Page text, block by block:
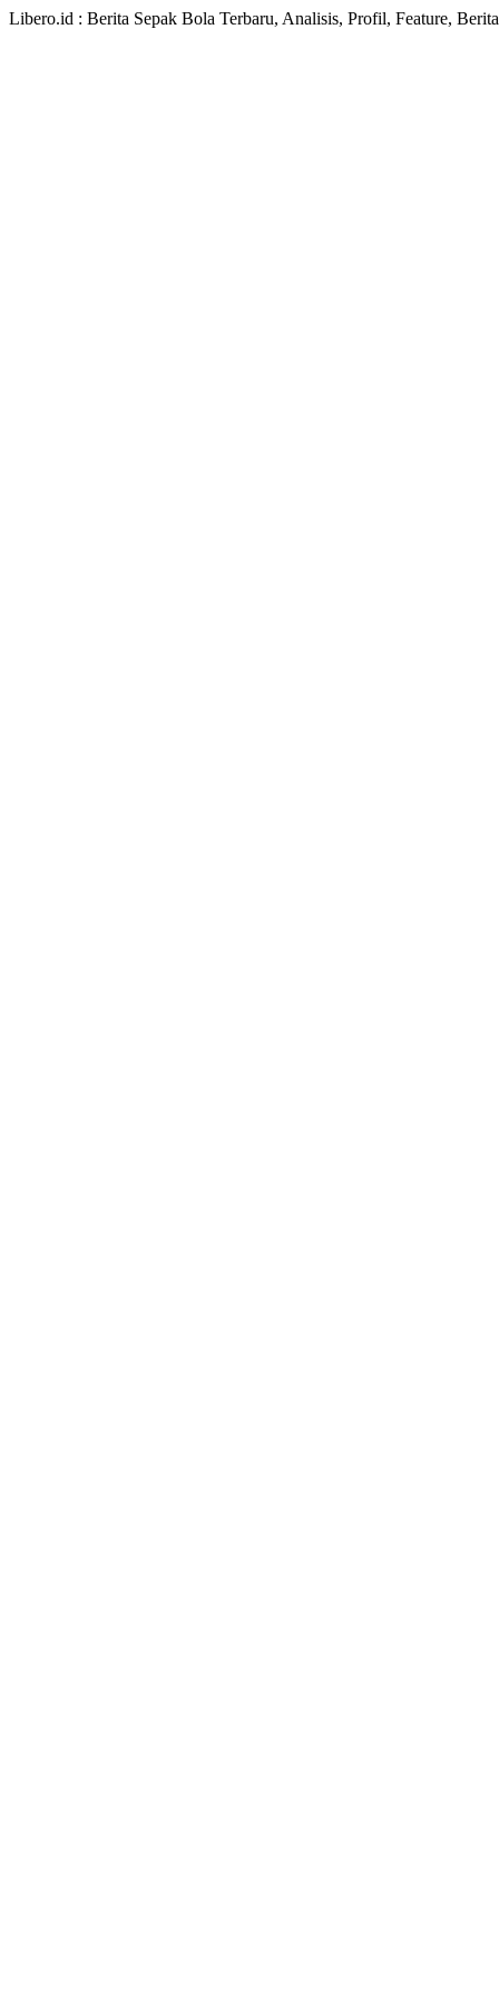
Libero.id : Berita Sepak Bola Terbaru, Analisis, Profil, Feature,